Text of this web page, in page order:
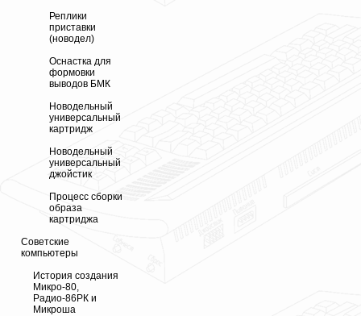
Реплики
приставки
(новодел)
Оснастка для
формовки
выводов БМК
Новодельный
универсальный
картридж
Новодельный
универсальный
джойстик
Процесс сборки
образа
картриджа
Советские
компьютеры
История создания
Микро-80,
Радио-86РК и
Микроша